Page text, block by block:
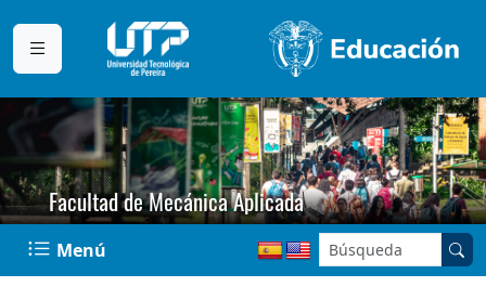
Facultad de Mecánica Aplicada
Menú Buscar en el sitio: